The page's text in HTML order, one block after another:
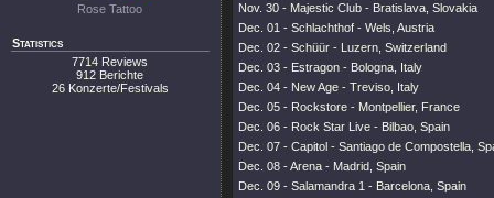
Rose Tattoo
Statistics
7714 Reviews
912 Berichte
26 Konzerte/Festivals
Nov. 30 - Majestic Club - Bratislava, Slovakia
Dec. 01 - Schlachthof - Wels, Austria
Dec. 02 - Schüür - Luzern, Switzerland
Dec. 03 - Estragon - Bologna, Italy
Dec. 04 - New Age - Treviso, Italy
Dec. 05 - Rockstore - Montpellier, France
Dec. 06 - Rock Star Live - Bilbao, Spain
Dec. 07 - Capitol - Santiago de Compostella,
Dec. 08 - Arena - Madrid, Spain
Dec. 09 - Salamandra 1 - Barcelona, Spain